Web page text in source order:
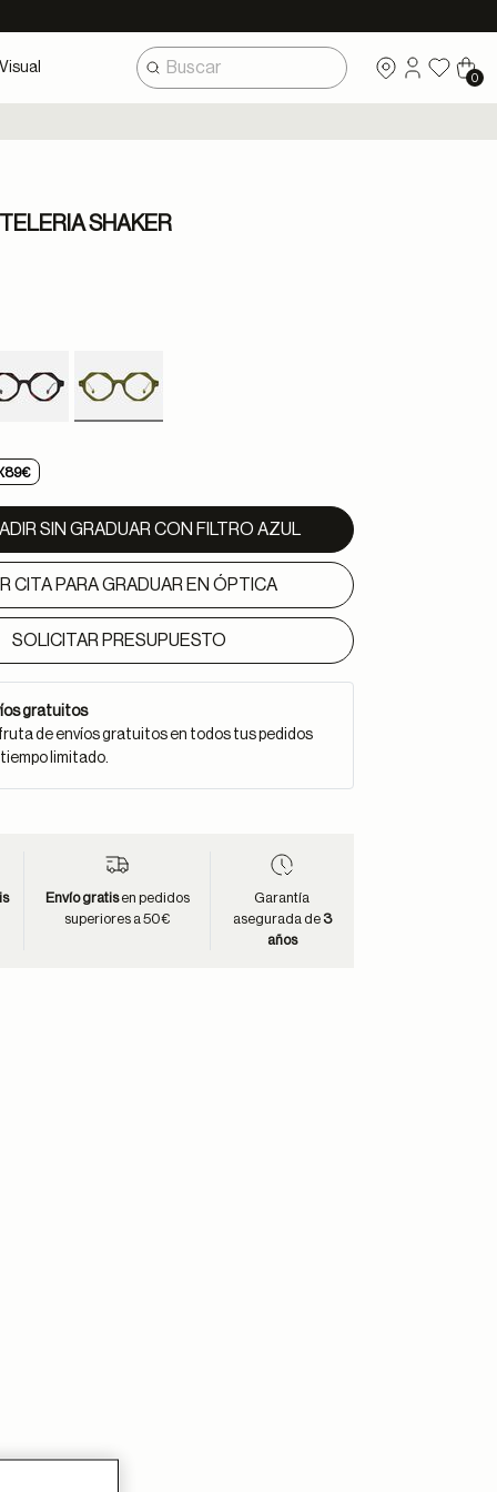
0
SHAKER
SIN GRADUAR CON FILTRO AZUL
CITA PARA GRADUAR EN ÓPTICA
SOLICITAR PRESUPUESTO
gratuitos
de envíos gratuitos en todos tus pedidos
limitado.
Envío gratisen pedidos
superiores a 50€
Garantía
asegurada de 3
años